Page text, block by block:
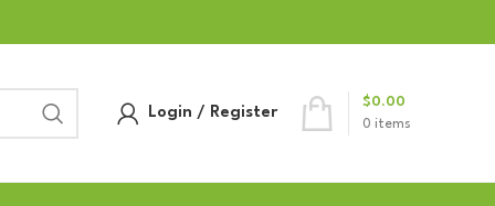
Login / Register
0 items
$0.00